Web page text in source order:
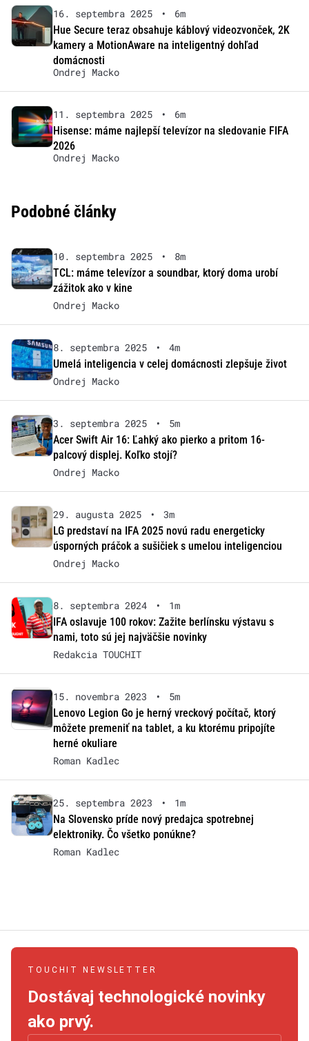
16. septembra 2025 •
6m
Hue Secure teraz obsahuje káblový videozvonček, 2K
kamery a MotionAware na inteligentný dohľad
domácnosti
Ondrej Macko
11. septembra 2025 •
6m
Hisense: máme najlepší televízor na sledovanie FIFA
2026
Ondrej Macko
Podobné články
10. septembra 2025 •
8m
TCL: máme televízor a soundbar, ktorý doma urobí
zážitok ako v kine
Ondrej Macko
8. septembra 2025 •
4m
Umelá inteligencia v celej domácnosti zlepšuje život
Ondrej Macko
3. septembra 2025 •
5m
Acer Swift Air 16: Ľahký ako pierko a pritom 16-
palcový displej. Koľko stojí?
Ondrej Macko
29. augusta 2025 •
3m
LG predstaví na IFA 2025 novú radu energeticky
úsporných práčok a sušičiek s umelou inteligenciou
Ondrej Macko
8. septembra 2024 •
1m
IFA oslavuje 100 rokov: Zažite berlínsku výstavu s
nami, toto sú jej najväčšie novinky
Redakcia TOUCHIT
15. novembra 2023 •
5m
Lenovo Legion Go je herný vreckový počítač, ktorý
môžete premeniť na tablet, a ku ktorému pripojíte
herné okuliare
Roman Kadlec
25. septembra 2023 •
1m
Na Slovensko príde nový predajca spotrebnej
elektroniky. Čo všetko ponúkne?
Roman Kadlec
TOUCHIT NEWSLETTER
Dostávaj technologické novinky
ako prvý.